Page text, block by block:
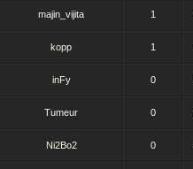
majin_vijita 1
kopp 1
inFy 0
Tumeur 0
Ni2Bo2 0